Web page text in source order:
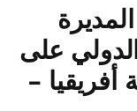
على
–